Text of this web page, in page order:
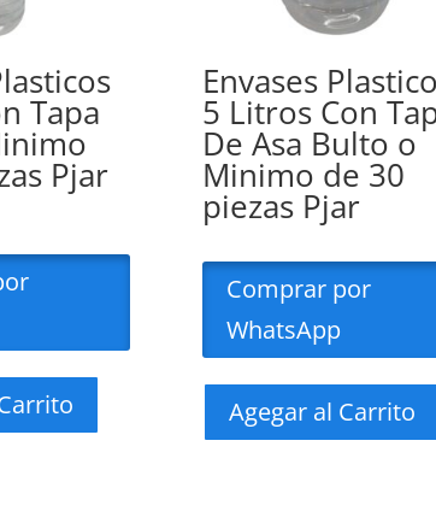
Tapa
Pjar
Envases
5 Litros Con
De Asa Bulto o
Minimo de 30
piezas Pjar
Comprar por
WhatsApp
Agegar al Carrito